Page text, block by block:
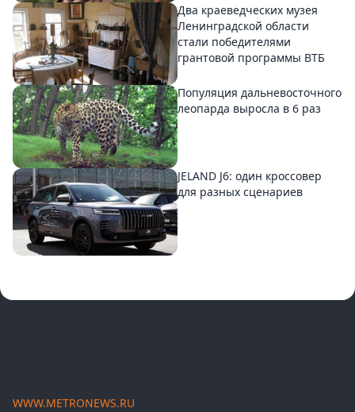
Два краеведческих музея
Ленинградской области
стали победителями
грантовой программы ВТБ
Популяция дальневосточного
леопарда выросла в 6 раз
JELAND J6: один кроссовер
для разных сценариев
WWW.METRONEWS.RU